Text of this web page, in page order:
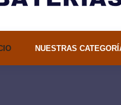
NUESTRAS